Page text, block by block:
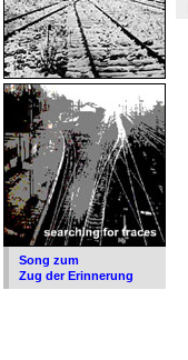
Song zum
Zug der Erinnerung